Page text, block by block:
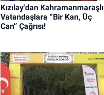
Kızılay'dan Kahramanmaraşlı
Vatandaşlara “Bir Kan, Üç
Can” Çağrısı!